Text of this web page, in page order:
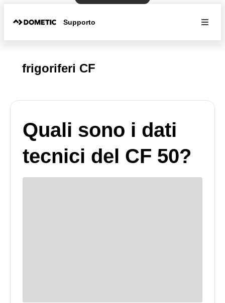
Supporto
frigoriferi CF
Quali sono i dati
tecnici del CF 50?